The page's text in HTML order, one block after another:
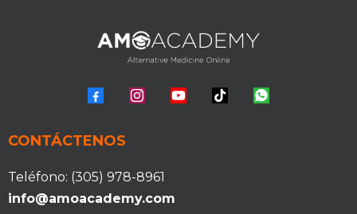
CONTÁCTENOS
Teléfono: (305) 978-8961
info@amoacademy.com